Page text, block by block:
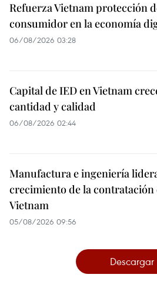
Refuerza Vietnam protección
consumidor en la economía
06/08/2026 03:28
Capital de IED en Vietnam
cantidad y calidad
06/08/2026 02:44
Manufactura e ingeniería
crecimiento de la contratación
Vietnam
05/08/2026 09:56
Descargar